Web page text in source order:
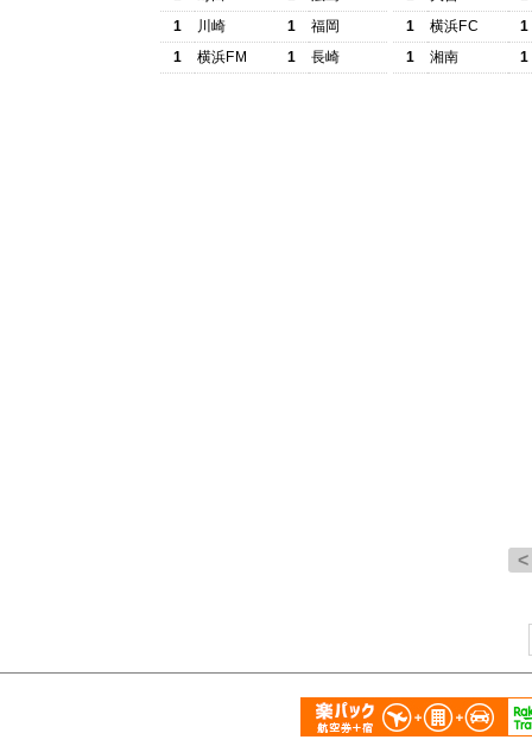
1
川崎 1
福岡
1
横浜FM 1 長崎
1
横浜FC
1
1
湘南 1